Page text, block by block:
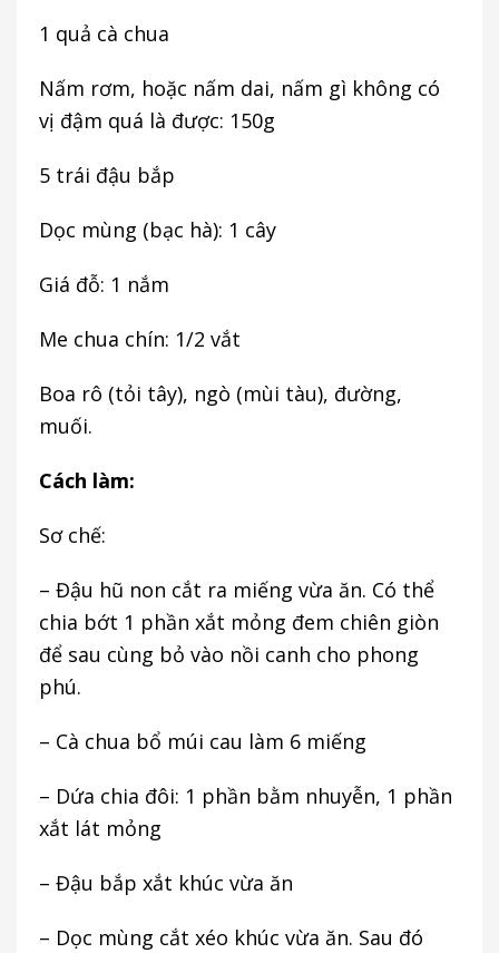
1 quả cà chua
Nấm rơm, hoặc nấm dai, nấm gì không có
vị đậm quá là được: 150g
5 trái đậu bắp
Dọc mùng (bạc hà): 1 cây
Giá đỗ: 1 nắm
Me chua chín: 1/2 vắt
Boa rô (tỏi tây), ngò (mùi tàu), đường,
muối.
Cách làm:
Sơ chế:
– Đậu hũ non cắt ra miếng vừa ăn. Có thể
chia bớt 1 phần xắt mỏng đem chiên giòn
để sau cùng bỏ vào nồi canh cho phong
phú.
– Cà chua bổ múi cau làm 6 miếng
– Dứa chia đôi: 1 phần bằm nhuyễn, 1 phần
xắt lát mỏng
– Đậu bắp xắt khúc vừa ăn
– Dọc mùng cắt xéo khúc vừa ăn. Sau đó